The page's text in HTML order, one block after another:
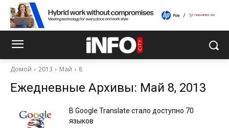
Домой 2013 Май 8
Ежедневные Архивы: Май 8, 2013
В Google Translate стало доступно 70
языков